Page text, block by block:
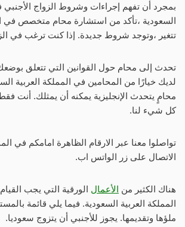
بمجرد أن تفهم إجراءات وشروط الزواج الأجنبي
السعودية ،تأكد من استشارة محام متخصص في
تتغير ،وتوجد شروط جديدة. إذا كنت ترغب في
تحدث إلى محام حول القوانين التي تتعلق
لديك خيارًا من المحامين في المملكة العربية
محامٍ يتحدث الإنجليزية يمكنه أن يمثلك. أنت
كل شيء لنا.
تواصلوا معنا عبر الارقام الظاهرة امامكم في
الاتصال على زر الواتس اب.
هناك الكثير من الأعمال الورقية التي يجب
المملكة العربية السعودية. فيما يلي قائمة
ملؤها وتقديمها. يجوز للأجنبي أن يتزوج سعوديا.